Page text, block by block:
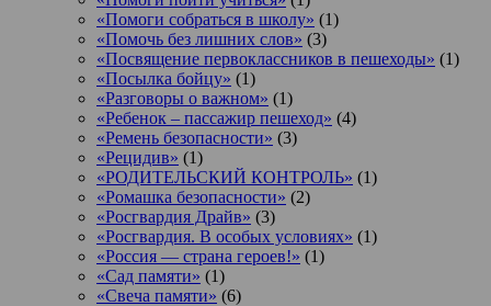
«Помоги собраться в школу» (1)
«Помочь без лишних слов» (3)
«Посвящение первоклассников в пешеходы» (1)
«Посылка бойцу» (1)
«Разговоры о важном» (1)
«Ребенок – пассажир пешеход» (4)
«Ремень безопасности» (3)
«Рецидив» (1)
«РОДИТЕЛЬСКИЙ КОНТРОЛЬ» (1)
«Ромашка безопасности» (2)
«Росгвардия Драйв» (3)
«Росгвардия. В особых условиях» (1)
«Россия — страна героев!» (1)
«Сад памяти» (1)
«Свеча памяти» (6)